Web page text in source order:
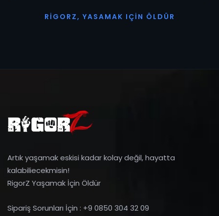
R I G O R Z, YASAMAK I ÇI N Ö L D Ü R
Artık yaşamak eskisi kadar kolay değil, hayatta
kalabiliecekmisin!
RigorZ Yaşamak İçin Öldür
Sipariş Sorunları İçin : +9 0850 304 32 09